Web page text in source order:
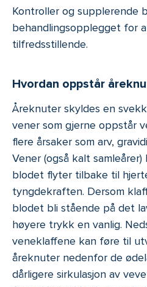
Kontroller og supplerende
behandlingsopplegget for
tilfredsstillende.
Hvordan oppstår
Åreknuter skyldes en
vener som gjerne oppstår
flere årsaker som arv,
Vener (også kalt
blodet flyter tilbake til
tyngdekraften. Dersom
blodet bli stående på det
høyere trykk en vanlig.
veneklaffene kan føre til
åreknuter nedenfor de
dårligere sirkulasjon av